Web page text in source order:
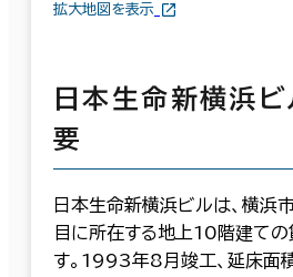
拡大地図を表示
日本生命新横浜
要
日本生命新横浜ビルは、横浜
目に所在する地上10階建ての
す。1993年8月竣工、延床